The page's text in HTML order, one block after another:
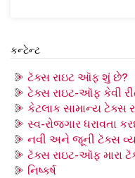
કન્ટેન્ટ
ટૅક્સ રાઇટ ઑફ શું છે?
ટેક્સ રાઇટ-ઑફ કેવી
કેટલાક સામાન્ય ટેક્સ
સ્વ-રોજગાર ધરાવતા
નવી અને જૂની ટૅક્સ
ટૅક્સ રાઇટ-ઑફ મારા
નિષ્કર્ષ